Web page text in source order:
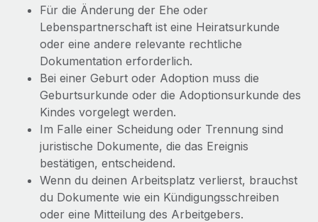
Für die Änderung der Ehe oder
Lebenspartnerschaft ist eine Heiratsurkunde
oder eine andere relevante rechtliche
Dokumentation erforderlich.
Bei einer Geburt oder Adoption muss die
Geburtsurkunde oder die Adoptionsurkunde des
Kindes vorgelegt werden.
Im Falle einer Scheidung oder Trennung sind
juristische Dokumente, die das Ereignis
bestätigen, entscheidend.
Wenn du deinen Arbeitsplatz verlierst, brauchst
du Dokumente wie ein Kündigungsschreiben
oder eine Mitteilung des Arbeitgebers.